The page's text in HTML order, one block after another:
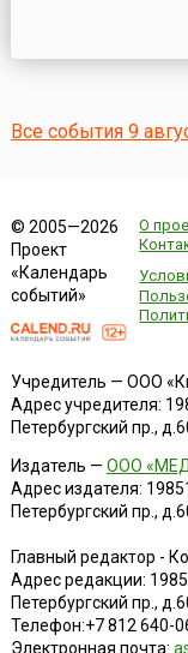
Все события 9
© 2005—2026
Проект
«Календарь
событий»
О
Учредитель — ООО
Адрес учредителя:
Петербургский пр.,
Издатель — ООО
Адрес издателя:
Петербургский пр.,
Главный редактор -
Адрес редакции:
Петербургский пр.,
Телефон:+7 812 640-
Электронная почта: